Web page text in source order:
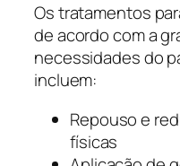
Os tratamentos
de acordo com a
necessidades do
incluem:
Repouso e
físicas